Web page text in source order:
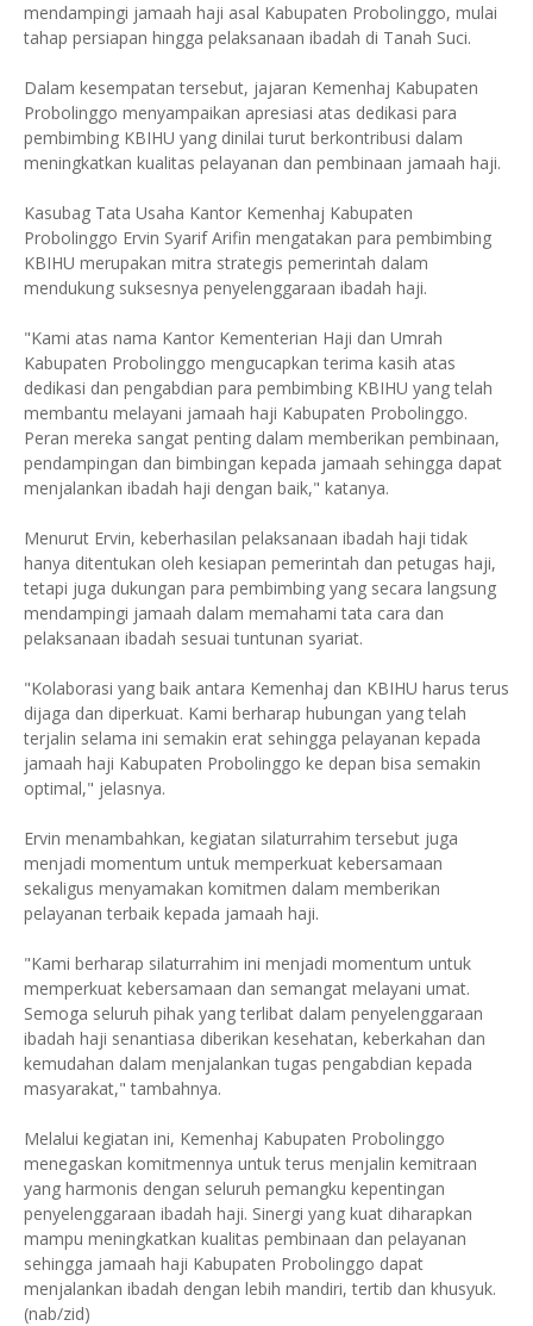
mendampingi jamaah haji asal Kabupaten Probolinggo, mulai
tahap persiapan hingga pelaksanaan ibadah di Tanah Suci.
Dalam kesempatan tersebut, jajaran Kemenhaj Kabupaten
Probolinggo menyampaikan apresiasi atas dedikasi para
pembimbing KBIHU yang dinilai turut berkontribusi dalam
meningkatkan kualitas pelayanan dan pembinaan jamaah haji.
Kasubag Tata Usaha Kantor Kemenhaj Kabupaten
Probolinggo Ervin Syarif Arifin mengatakan para pembimbing
KBIHU merupakan mitra strategis pemerintah dalam
mendukung suksesnya penyelenggaraan ibadah haji.
"Kami atas nama Kantor Kementerian Haji dan Umrah
Kabupaten Probolinggo mengucapkan terima kasih atas
dedikasi dan pengabdian para pembimbing KBIHU yang telah
membantu melayani jamaah haji Kabupaten Probolinggo.
Peran mereka sangat penting dalam memberikan pembinaan,
pendampingan dan bimbingan kepada jamaah sehingga dapat
menjalankan ibadah haji dengan baik," katanya.
Menurut Ervin, keberhasilan pelaksanaan ibadah haji tidak
hanya ditentukan oleh kesiapan pemerintah dan petugas haji,
tetapi juga dukungan para pembimbing yang secara langsung
mendampingi jamaah dalam memahami tata cara dan
pelaksanaan ibadah sesuai tuntunan syariat.
"Kolaborasi yang baik antara Kemenhaj dan KBIHU harus terus
dijaga dan diperkuat. Kami berharap hubungan yang telah
terjalin selama ini semakin erat sehingga pelayanan kepada
jamaah haji Kabupaten Probolinggo ke depan bisa semakin
optimal," jelasnya.
Ervin menambahkan, kegiatan silaturrahim tersebut juga
menjadi momentum untuk memperkuat kebersamaan
sekaligus menyamakan komitmen dalam memberikan
pelayanan terbaik kepada jamaah haji.
"Kami berharap silaturrahim ini menjadi momentum untuk
memperkuat kebersamaan dan semangat melayani umat.
Semoga seluruh pihak yang terlibat dalam penyelenggaraan
ibadah haji senantiasa diberikan kesehatan, keberkahan dan
kemudahan dalam menjalankan tugas pengabdian kepada
masyarakat," tambahnya.
Melalui kegiatan ini, Kemenhaj Kabupaten Probolinggo
menegaskan komitmennya untuk terus menjalin kemitraan
yang harmonis dengan seluruh pemangku kepentingan
penyelenggaraan ibadah haji. Sinergi yang kuat diharapkan
mampu meningkatkan kualitas pembinaan dan pelayanan
sehingga jamaah haji Kabupaten Probolinggo dapat
menjalankan ibadah dengan lebih mandiri, tertib dan khusyuk.
(nab/zid)